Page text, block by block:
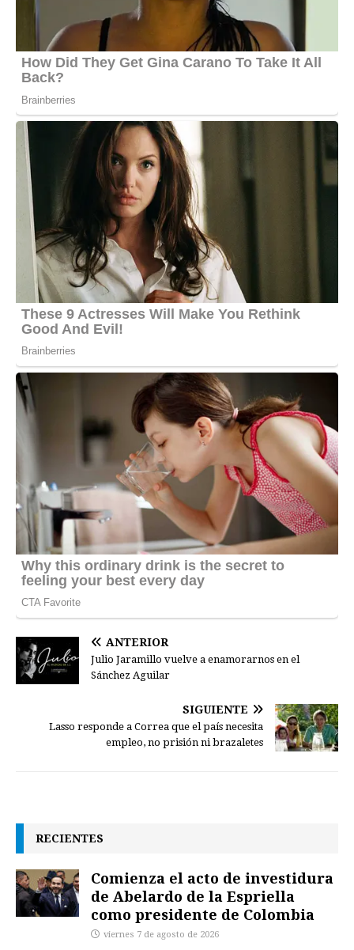
ANTERIOR
Julio Jaramillo vuelve a enamorarnos en el
Sánchez Aguilar
SIGUIENTE
Lasso responde a Correa que el país necesita
empleo, no prisión ni brazaletes
RECIENTES
Comienza el acto de investidura
de Abelardo de la Espriella
como presidente de Colombia
viernes 7 de agosto de 2026